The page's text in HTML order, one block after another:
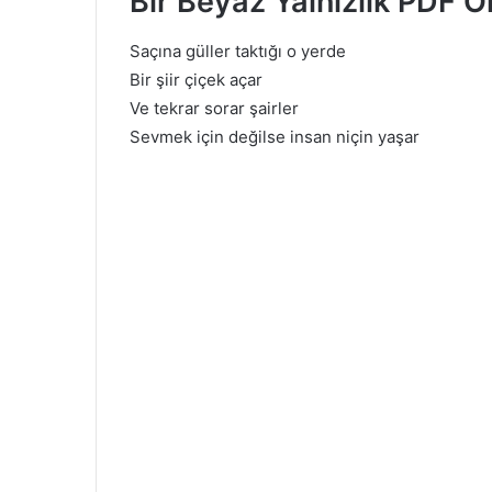
Saçına güller taktığı o yerde
Bir şiir çiçek açar
Ve tekrar sorar şairler
Sevmek için değilse insan niçin yaşar